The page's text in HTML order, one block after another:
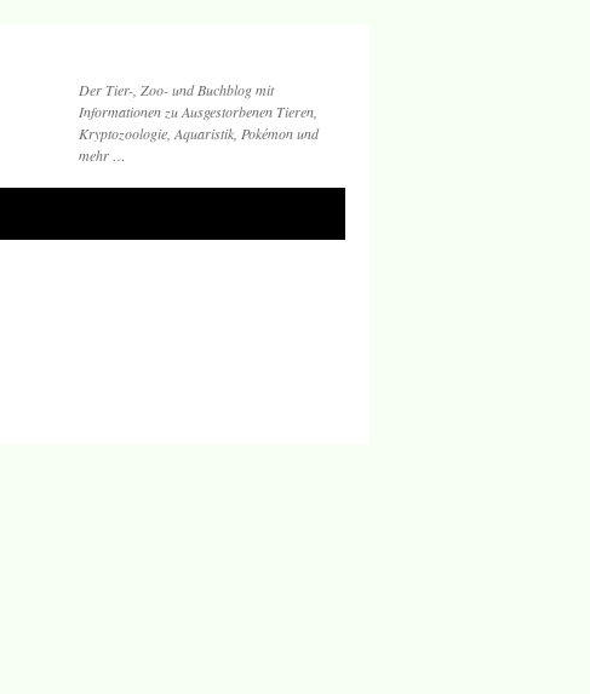
Der Tier-, Zoo- und Buchblog mit
Informationen zu Ausgestorbenen Tieren,
Kryptozoologie, Aquaristik, Pokémon und
mehr …